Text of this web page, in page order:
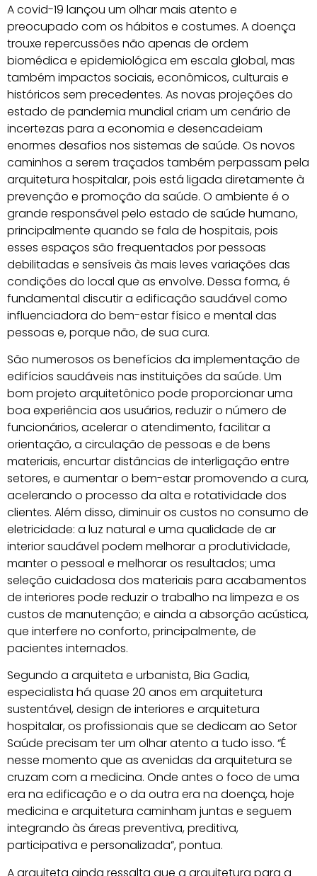
A covid-19 lançou um olhar mais atento e
preocupado com os hábitos e costumes. A doença
trouxe repercussões não apenas de ordem
biomédica e epidemiológica em escala global, mas
também impactos sociais, econômicos, culturais e
históricos sem precedentes. As novas projeções do
estado de pandemia mundial criam um cenário de
incertezas para a economia e desencadeiam
enormes desafios nos sistemas de saúde. Os novos
caminhos a serem traçados também perpassam pela
arquitetura hospitalar, pois está ligada diretamente à
prevenção e promoção da saúde. O ambiente é o
grande responsável pelo estado de saúde humano,
principalmente quando se fala de hospitais, pois
esses espaços são frequentados por pessoas
debilitadas e sensíveis às mais leves variações das
condições do local que as envolve. Dessa forma, é
fundamental discutir a edificação saudável como
influenciadora do bem-estar físico e mental das
pessoas e, porque não, de sua cura.
São numerosos os benefícios da implementação de
edifícios saudáveis nas instituições da saúde. Um
bom projeto arquitetônico pode proporcionar uma
boa experiência aos usuários, reduzir o número de
funcionários, acelerar o atendimento, facilitar a
orientação, a circulação de pessoas e de bens
materiais, encurtar distâncias de interligação entre
setores, e aumentar o bem-estar promovendo a cura,
acelerando o processo da alta e rotatividade dos
clientes. Além disso, diminuir os custos no consumo de
eletricidade: a luz natural e uma qualidade de ar
interior saudável podem melhorar a produtividade,
manter o pessoal e melhorar os resultados; uma
seleção cuidadosa dos materiais para acabamentos
de interiores pode reduzir o trabalho na limpeza e os
custos de manutenção; e ainda a absorção acústica,
que interfere no conforto, principalmente, de
pacientes internados.
Segundo a arquiteta e urbanista, Bia Gadia,
especialista há quase 20 anos em arquitetura
sustentável, design de interiores e arquitetura
hospitalar, os profissionais que se dedicam ao Setor
Saúde precisam ter um olhar atento a tudo isso. “É
nesse momento que as avenidas da arquitetura se
cruzam com a medicina. Onde antes o foco de uma
era na edificação e o da outra era na doença, hoje
medicina e arquitetura caminham juntas e seguem
integrando às áreas preventiva, preditiva,
participativa e personalizada”, pontua.
A arquiteta ainda ressalta que a arquitetura para a